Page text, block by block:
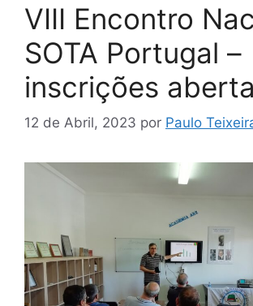
VIII Encontro
SOTA Portugal –
inscrições
12 de Abril, 2023 por Paulo